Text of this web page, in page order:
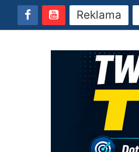
Reklama